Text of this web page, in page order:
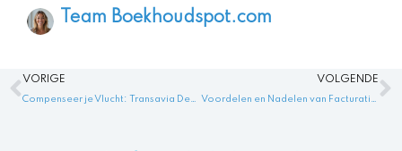
Team Boekhoudspot.com
Vorige
VORIGE VOLGENDE